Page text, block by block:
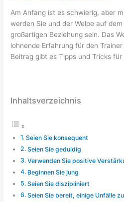
Am Anfang ist es schwierig, aber
werden Sie und der Welpe auf
großartigen Beziehung sein. Das
lohnende Erfahrung für den
Beitrag gibt es Tipps und Tricks
Inhaltsverzeichnis
Seien Sie konsequent
Seien Sie geduldig
Verwenden Sie positive
Beginnen Sie jung
Seien Sie diszipliniert
Seien Sie bereit, einige Unfälle